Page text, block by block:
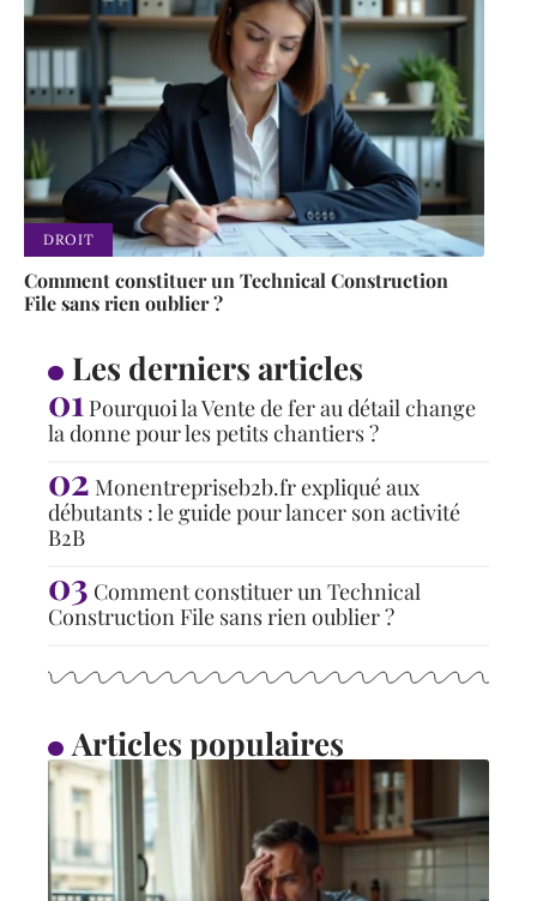
DROIT
Comment constituer un Technical Construction
File sans rien oublier ?
Les derniers articles
Pourquoi la Vente de fer au détail change
la donne pour les petits chantiers ?
Monentrepriseb2b.fr expliqué aux
débutants : le guide pour lancer son activité
B2B
Comment constituer un Technical
Construction File sans rien oublier ?
Articles populaires